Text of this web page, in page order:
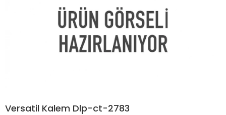
Versatil Kalem Dlp-ct-2783